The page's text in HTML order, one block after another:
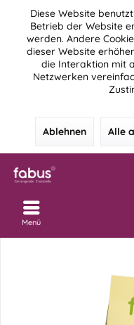
Diese Website
Betrieb der Website
werden. Andere
dieser Website
die Interaktion mit
Netzwerken
Ablehnen Alle
Menü